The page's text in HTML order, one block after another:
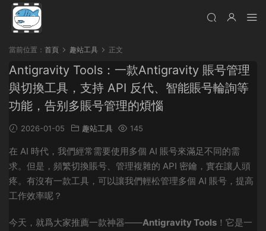
當前位置： 首頁 趣站工具 正文
Antigravity Tools：一款Antigravity 賬号管理
與切換工具，支持 API 反代、智能賬号輪詢等
功能，告别多賬号管理的煩惱
2026-01-05 趣站工具 145
在 AI 時代，我們經常需要使用多個 AI 賬号來滿足不同的需
求。但是，頻繁切換賬号、管理複雜的 API 密鑰，實在讓人頭
疼。有沒有一款工具，可以讓我們輕松管理多個 AI 賬号，提高
工作效率呢？
今天，就爲大家推薦一款神器——Antigravity Tools ！它是一